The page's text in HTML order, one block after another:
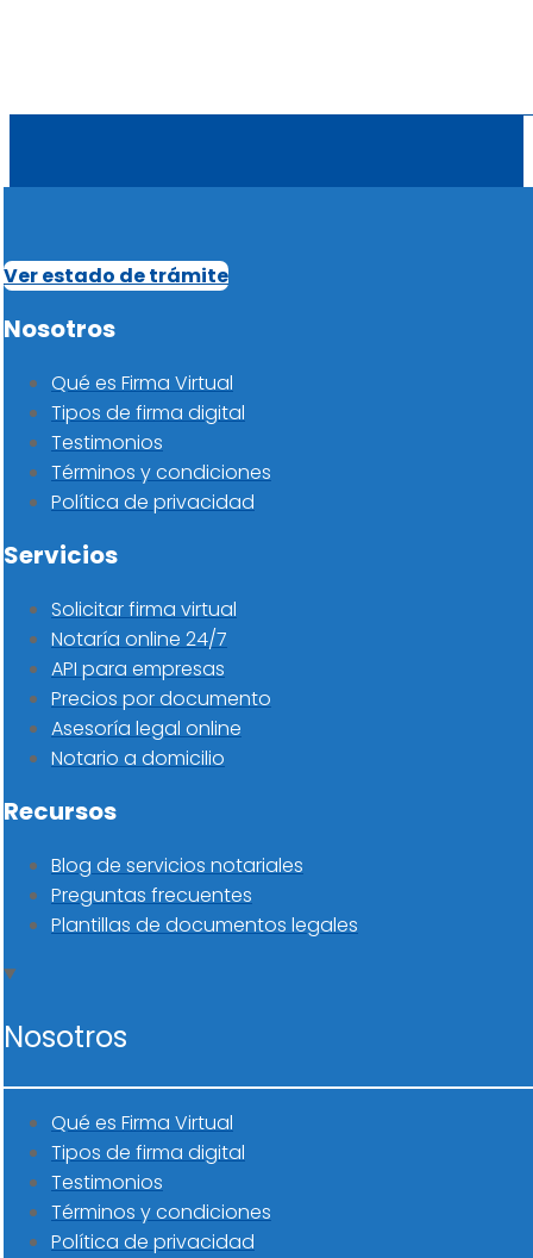
Ver estado de trámite
Nosotros
Qué es Firma Virtual
Tipos de firma digital
Testimonios
Términos y condiciones
Política de privacidad
Servicios
Solicitar firma virtual
Notaría online 24/7
API para empresas
Precios por documento
Asesoría legal online
Notario a domicilio
Recursos
Blog de servicios notariales
Preguntas frecuentes
Plantillas de documentos legales
Nosotros
Qué es Firma Virtual
Tipos de firma digital
Testimonios
Términos y condiciones
Política de privacidad